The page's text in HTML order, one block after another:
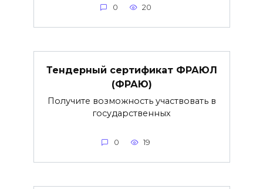
0 20
Тендерный сертификат ФРАЮЛ
(ФРАЮ)
Получите возможность участвовать в
государственных
0 19